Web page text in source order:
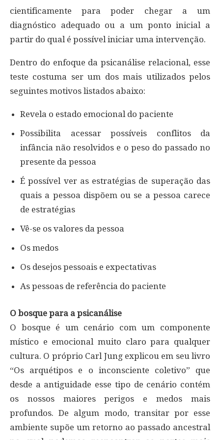
cientificamente para poder chegar a um
diagnóstico adequado ou a um ponto inicial a
partir do qual é possível iniciar uma intervenção.
Dentro do enfoque da psicanálise relacional, esse
teste costuma ser um dos mais utilizados pelos
seguintes motivos listados abaixo:
Revela o estado emocional do paciente
Possibilita acessar possíveis conflitos da
infância não resolvidos e o peso do passado no
presente da pessoa
É possível ver as estratégias de superação das
quais a pessoa dispõem ou se a pessoa carece
de estratégias
Vê-se os valores da pessoa
Os medos
Os desejos pessoais e expectativas
As pessoas de referência do paciente
O bosque para a psicanálise
O bosque é um cenário com um componente
místico e emocional muito claro para qualquer
cultura. O próprio Carl Jung explicou em seu livro
“Os arquétipos e o inconsciente coletivo” que
desde a antiguidade esse tipo de cenário contém
os nossos maiores perigos e medos mais
profundos. De algum modo, transitar por esse
ambiente supõe um retorno ao passado ancestral